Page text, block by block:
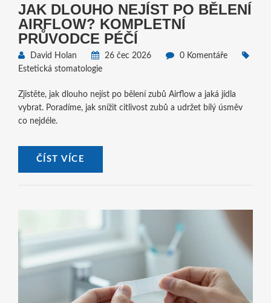
JAK DLOUHO NEJÍST PO BĚLENÍ
AIRFLOW? KOMPLETNÍ
PRŮVODCE PÉČÍ
David Holan 26 čec 2026
0 Komentáře
Estetická stomatologie
Zjistěte, jak dlouho nejíst po bělení zubů Airflow a jaká jídla
vybrat. Poradíme, jak snížit citlivost zubů a udržet bílý úsměv
co nejdéle.
ČÍST VÍCE